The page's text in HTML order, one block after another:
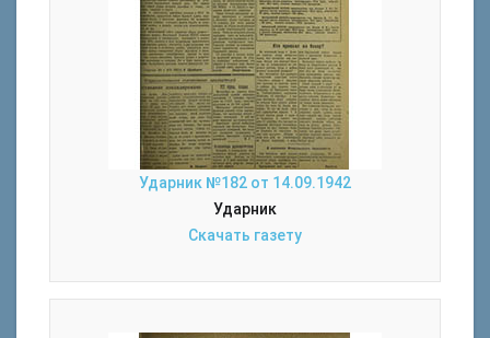
Ударник №182 от 14.09.1942
Ударник
Скачать газету